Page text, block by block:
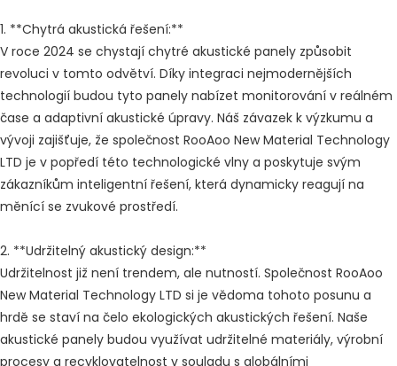
1. **Chytrá akustická řešení:**
V roce 2024 se chystají chytré akustické panely způsobit
revoluci v tomto odvětví. Díky integraci nejmodernějších
technologií budou tyto panely nabízet monitorování v reálném
čase a adaptivní akustické úpravy. Náš závazek k výzkumu a
vývoji zajišťuje, že společnost RooAoo New Material Technology
LTD je v popředí této technologické vlny a poskytuje svým
zákazníkům inteligentní řešení, která dynamicky reagují na
měnící se zvukové prostředí.
2. **Udržitelný akustický design:**
Udržitelnost již není trendem, ale nutností. Společnost RooAoo
New Material Technology LTD si je vědoma tohoto posunu a
hrdě se staví na čelo ekologických akustických řešení. Naše
akustické panely budou využívat udržitelné materiály, výrobní
procesy a recyklovatelnost v souladu s globálními